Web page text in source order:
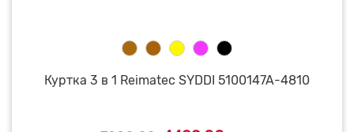
Куртка 3 в 1 Reimatec SYDDI 5100147A-4810